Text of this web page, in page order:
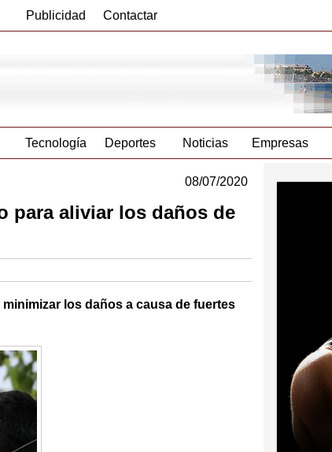
Publicidad Contactar
Tecnología Deportes Noticias Empresas
08/07/2020
para aliviar los daños de
los daños a causa de fuertes